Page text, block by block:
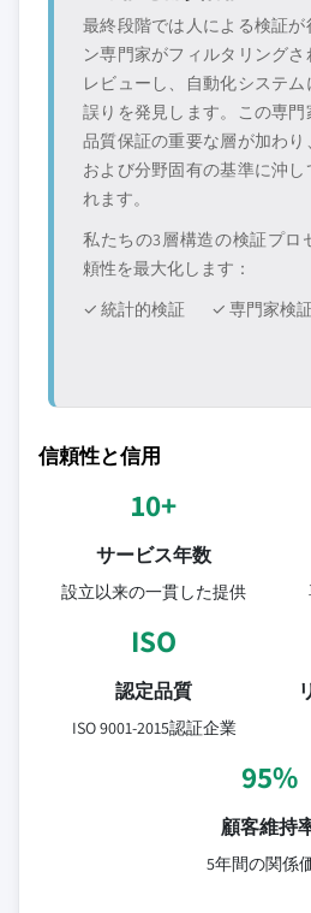
最終段階では人による検証
ン専門家がフィルタリング
レビューし、自動化システ
誤りを発見します。この専門
品質保証の重要な層が加わ
および分野固有の基準に沖し
れます。
私たちの3層構造の検証プロ
頼性を最大化します：
✓ 統計的検証
✓ 専門家検
信頼性と信用
10+
サービス年数
設立以来の一貫した提供
ISO
認定品質
ISO 9001-2015認証企業
95%
顧客維持
5年間の関係